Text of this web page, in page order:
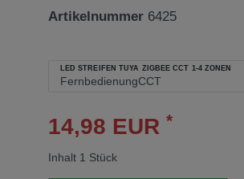
Artikelnummer 6425
LED STREIFEN TUYA ZIGBEE CCT 1-4 ZONEN
14,98 EUR *
Inhalt 1 Stück